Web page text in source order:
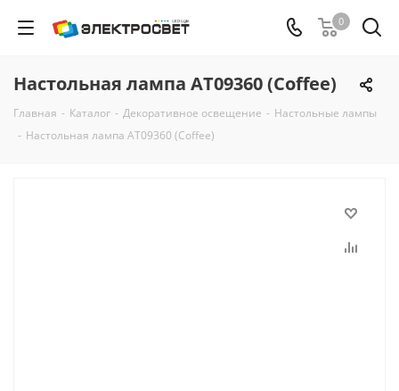
0
Настольная лампа AT09360 (Coffee)
Главная - Каталог - Декоративное освещение - Настольные лампы
- Настольная лампа AT09360 (Coffee)